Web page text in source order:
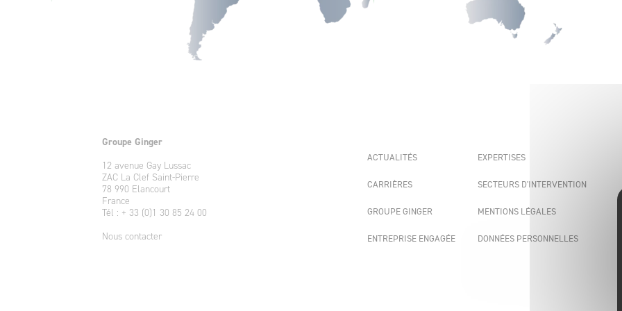
Groupe Ginger
12 avenue Gay Lussac
ZAC La Clef Saint-Pierre
78 990 Elancourt
France
Tél : + 33 (0)1 30 85 24 00
Nous contacter
ACTUALITÉS
CARRIÈRES
GROUPE GINGER
ENTREPRISE ENGAGÉE
EXPERTISES
SECTEURS D'INTERVENTION
MENTIONS LÉGALES
DONNÉES PERSONNELLES